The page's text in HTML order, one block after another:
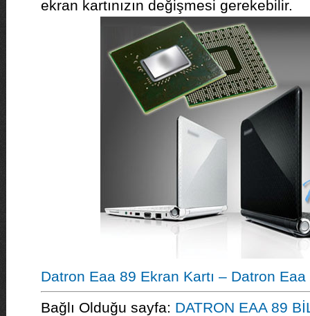
ekran kartınızın değişmesi gerekebilir.
Datron Eaa 89 Ekran Kartı – Datron
Bağlı Olduğu sayfa: DATRON EAA 89